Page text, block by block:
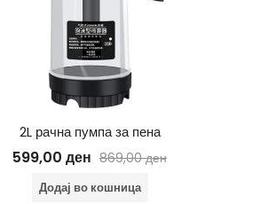
2L рачна пумпа за пена
599,00 ден 869,00ден
Додај во кошница